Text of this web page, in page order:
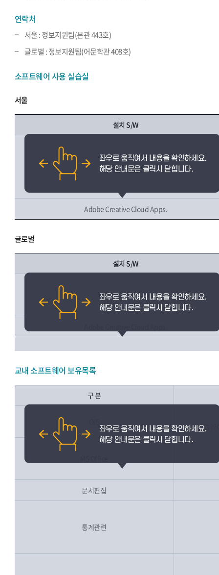
연락처
서울 : 정보지원팀(본관 443호)
글로벌 : 정보지원팀(어문학관 408호)
소프트웨어 사용 실습실
서울
설치 S/W
IBM SPSS Statistics
Adobe Creative Cloud Apps.
글로벌
설치 S/W
IBM SPSS Statistics
교내 소프트웨어 보유목록
구 분
O/S 라
문서편집
통계관련